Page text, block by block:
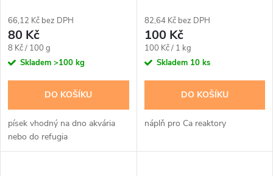
r
o
d
u
k
p
r
o
u
k
66,12 Kč bez DPH
80 Kč
Měrná
cena:
8 Kč / 100 g
Skladem >100 kg
DO KOŠÍKU
písek vhodný na dno akvária
nebo do refugia
82,64 Kč bez DPH
100 Kč
Měrná
cena:
100 Kč / 1 kg
Skladem 10 ks
DO KOŠÍKU
náplň pro Ca reaktory